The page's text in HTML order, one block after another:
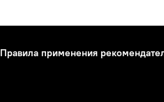
Правила применения